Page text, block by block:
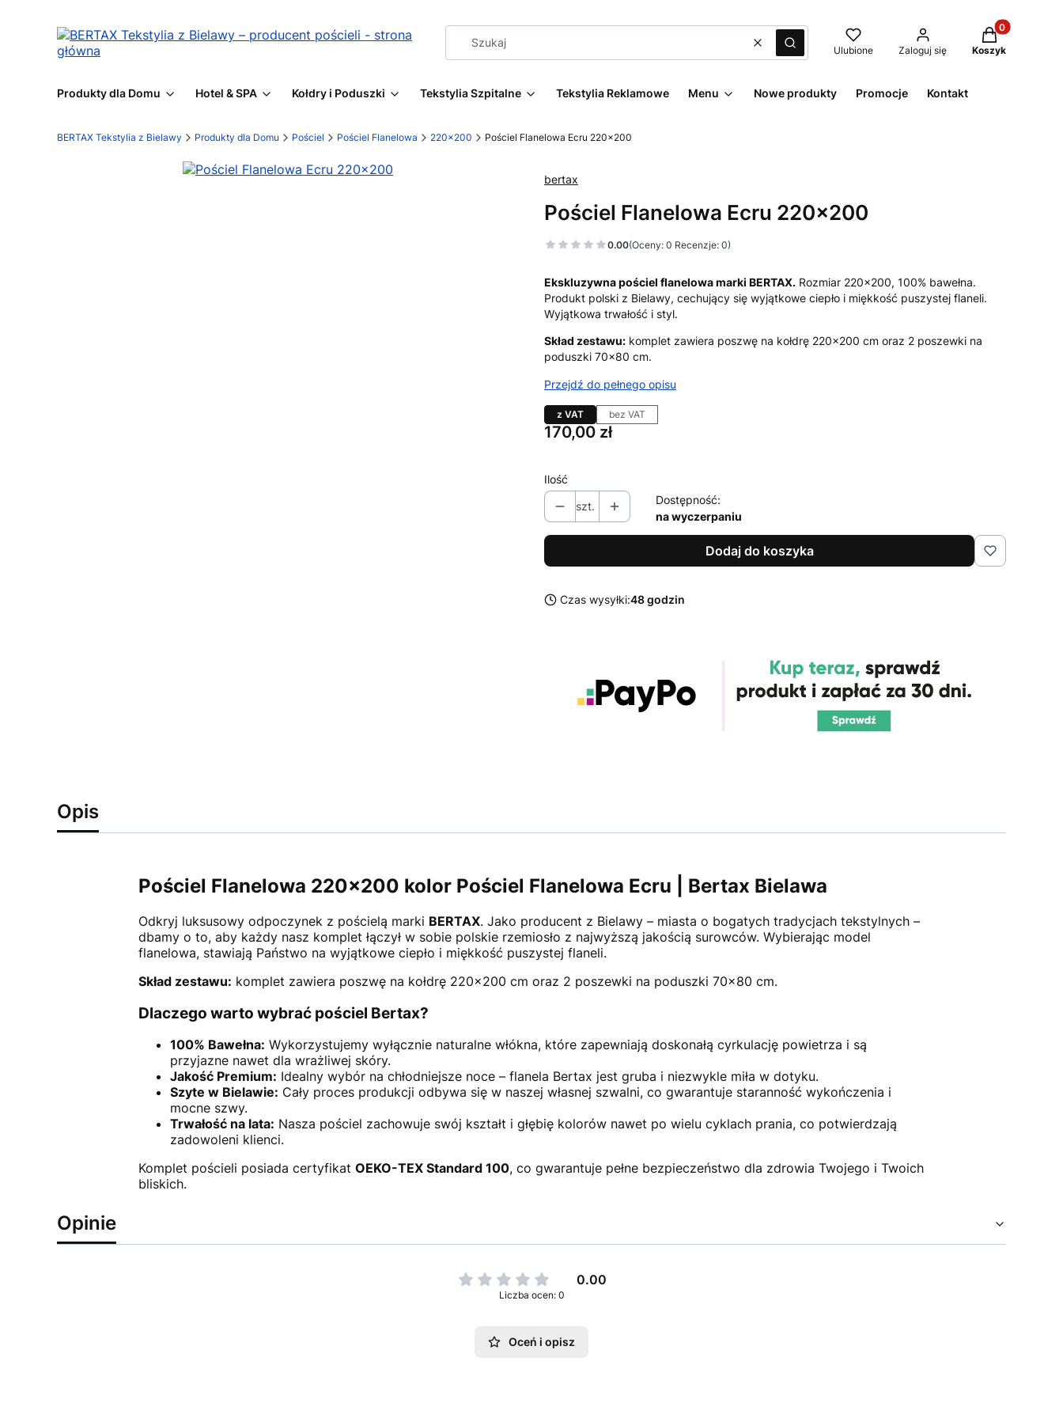
WyczyśćSzukaj Ulubione Zaloguj się
Produkty w
Koszyk
Produkty dla Domu Hotel & SPA Kołdry i Poduszki Tekstylia Szpitalne Tekstylia Reklamowe Menu Nowe produkty Promocje Kontakt
BERTAX Tekstylia z Bielawy Produkty dla Domu Pościel Pościel Flanelowa 220x200 Pościel Flanelowa Ecru 220x200
bertax
Pościel Flanelowa Ecru 220x200
0.00(Oceny: 0 Recenzje: 0)
Ekskluzywna pościel flanelowa marki BERTAX. Rozmiar 220x200, 100% bawełna.
Produkt polski z Bielawy, cechujący się wyjątkowe ciepło i miękkość puszystej flaneli.
Wyjątkowa trwałość i styl.
Skład zestawu: komplet zawiera poszwę na kołdrę 220×200 cm oraz 2 poszewki na
poduszki 70×80 cm.
Przejdź do pełnego opisu
z VAT bez VAT
Cena
170,00 zł
Ilość
szt.
Dostępność:
na wyczerpaniu
Dodaj do koszyka
Czas wysyłki:48 godzin
Opis
Pościel Flanelowa 220x200 kolor Pościel Flanelowa Ecru | Bertax Bielawa
Odkryj luksusowy odpoczynek z pościelą marki BERTAX. Jako producent z Bielawy – miasta o bogatych tradycjach tekstylnych –
dbamy o to, aby każdy nasz komplet łączył w sobie polskie rzemiosło z najwyższą jakością surowców. Wybierając model
flanelowa, stawiają Państwo na wyjątkowe ciepło i miękkość puszystej flaneli.
Skład zestawu: komplet zawiera poszwę na kołdrę 220×200 cm oraz 2 poszewki na poduszki 70×80 cm.
Dlaczego warto wybrać pościel Bertax?
100% Bawełna: Wykorzystujemy wyłącznie naturalne włókna, które zapewniają doskonałą cyrkulację powietrza i są
przyjazne nawet dla wrażliwej skóry.
Jakość Premium: Idealny wybór na chłodniejsze noce – flanela Bertax jest gruba i niezwykle miła w dotyku.
Szyte w Bielawie: Cały proces produkcji odbywa się w naszej własnej szwalni, co gwarantuje staranność wykończenia i
mocne szwy.
Trwałość na lata: Nasza pościel zachowuje swój kształt i głębię kolorów nawet po wielu cyklach prania, co potwierdzają
zadowoleni klienci.
Komplet pościeli posiada certyfikat OEKO-TEX Standard 100, co gwarantuje pełne bezpieczeństwo dla zdrowia Twojego i Twoich
bliskich.
Opinie
0.00
Liczba ocen: 0
Oceń i opisz